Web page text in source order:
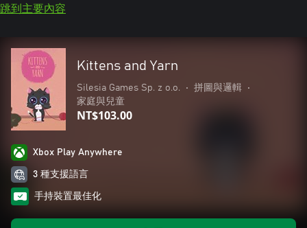
跳到主要內容
Kittens and Yarn
Silesia Games Sp. z o.o. • 拼圖與邏輯
•
家庭與兒童
NT$103.00
Xbox Play Anywhere
3 種支援語言
手持裝置最佳化